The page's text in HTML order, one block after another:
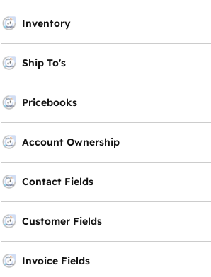
Inventory
Ship To's
Pricebooks
Account Ownership
Contact Fields
Customer Fields
Invoice Fields